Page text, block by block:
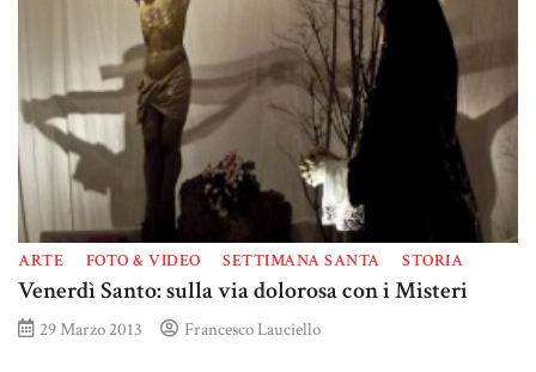
ARTE FOTO & VIDEO SETTIMANA SANTA STORIA
Venerdì Santo: sulla via dolorosa con i Misteri
29 Marzo 2013 Francesco Lauciello